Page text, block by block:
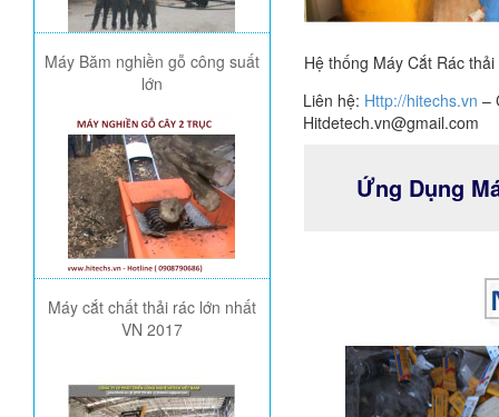
Máy Băm nghiền gỗ công suất
lớn
Máy cắt chất thải rác lớn nhất
VN 2017
Hệ thống Máy Cắt Rác
Liên hệ: Http://hitechs.vn –
Hitdetech.vn@gmail.com
Ứng Dụng